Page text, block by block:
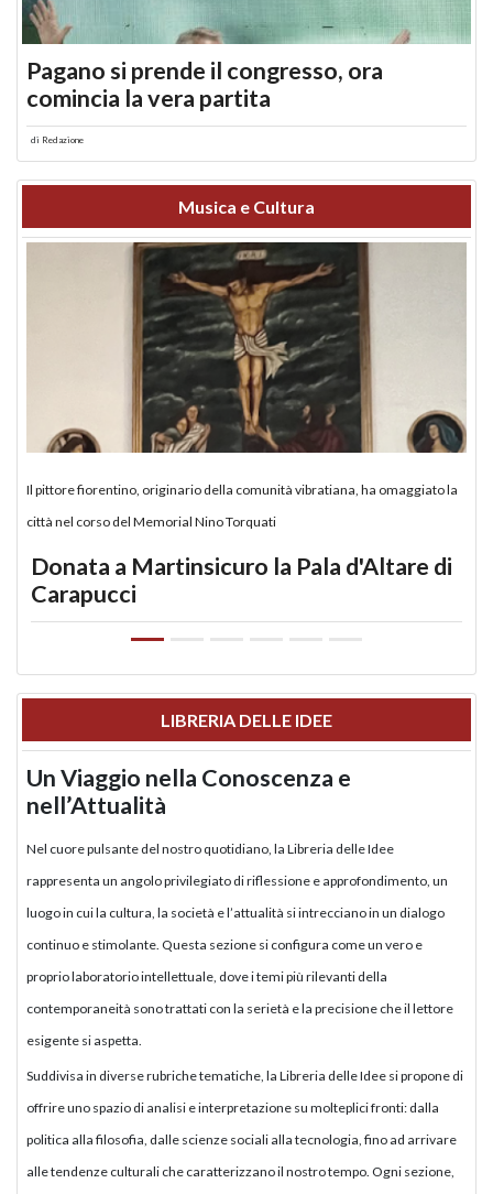
Pagano si prende il congresso, ora
comincia la vera partita
di Redazione
Musica e Cultura
Il pittore fiorentino, originario della comunità vibratiana, ha omaggiato la
città nel corso del Memorial Nino Torquati
Donata a Martinsicuro la Pala d'Altare di
Carapucci
LIBRERIA DELLE IDEE
Un Viaggio nella Conoscenza e
nell’Attualità
Nel cuore pulsante del nostro quotidiano, la Libreria delle Idee
rappresenta un angolo privilegiato di riflessione e approfondimento, un
luogo in cui la cultura, la società e l’attualità si intrecciano in un dialogo
continuo e stimolante. Questa sezione si configura come un vero e
proprio laboratorio intellettuale, dove i temi più rilevanti della
contemporaneità sono trattati con la serietà e la precisione che il lettore
esigente si aspetta.
Suddivisa in diverse rubriche tematiche, la Libreria delle Idee si propone di
offrire uno spazio di analisi e interpretazione su molteplici fronti: dalla
politica alla filosofia, dalle scienze sociali alla tecnologia, fino ad arrivare
alle tendenze culturali che caratterizzano il nostro tempo. Ogni sezione,